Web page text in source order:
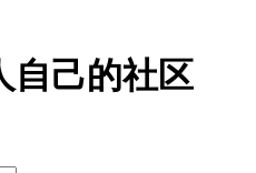
自己的社区